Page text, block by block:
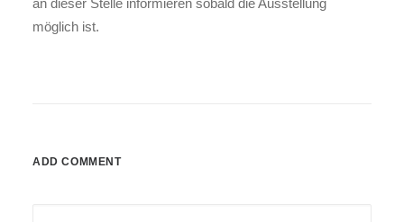
an dieser Stelle informieren sobald die Ausstellung
möglich ist.
ADD COMMENT